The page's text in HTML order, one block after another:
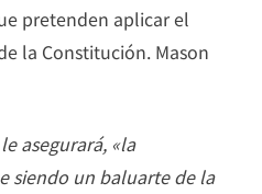
pretenden aplicar el
la Constitución. Mason
asegurará, «la
siendo un baluarte de la